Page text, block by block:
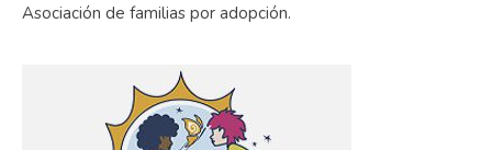
Asociación de familias por adopción.